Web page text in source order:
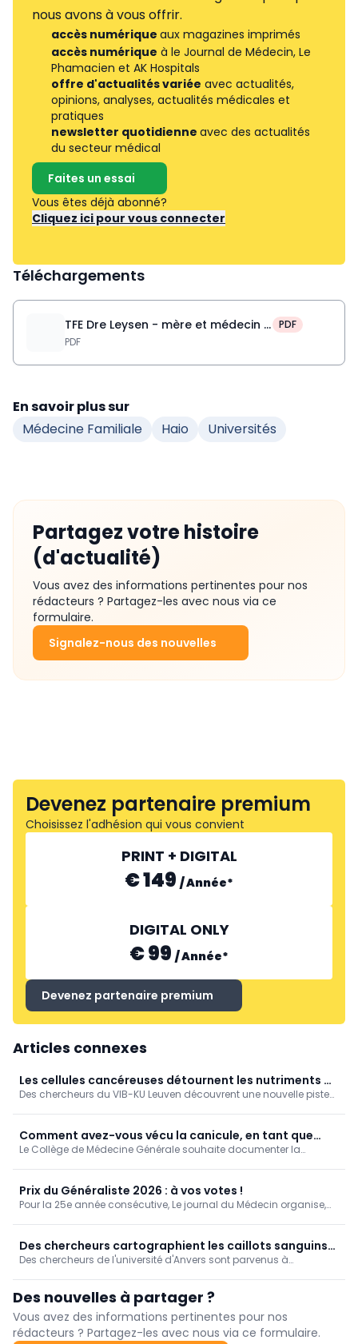
nous avons à vous offrir.
accès numérique aux magazines imprimés
accès numérique à le Journal de Médecin, Le
Phamacien et AK Hospitals
offre d'actualités variée avec actualités,
opinions, analyses, actualités médicales et
pratiques
newsletter quotidienne avec des actualités
du secteur médical
Faites un essai
Vous êtes déjà abonné?
Cliquez ici pour vous connecter
Téléchargements
TFE Dre Leysen - mère et médecin - UCLouvain PDF
PDF
En savoir plus sur
Médecine Familiale
Haio Universités
Partagez votre histoire
(d'actualité)
Vous avez des informations pertinentes pour nos
rédacteurs ? Partagez-les avec nous via ce
formulaire.
Signalez-nous des nouvelles
Devenez partenaire premium
Choisissez l'adhésion qui vous convient
PRINT + DIGITAL
€ 149 /Année*
DIGITAL ONLY
€ 99 /Année*
Devenez partenaire premium
Articles connexes
Les cellules cancéreuses détournent les nutriments du
foie pour tromper le système immunitaire
Des chercheurs du VIB-KU Leuven découvrent une nouvelle piste
Comment avez-vous vécu la canicule, en tant que
médecin généraliste? [Enquête]
Le Collège de Médecine Générale souhaite documenter la
Prix du Généraliste 2026 : à vos votes !
Pour la 25e année consécutive, Le journal du Médecin organise,
de six jeunes médecins francophones sélectionnés par leurs
universités respectives.
Des chercheurs cartographient les caillots sanguins
après un AVC
Des chercheurs de l'université d'Anvers sont parvenus à
(AVC).
Des nouvelles à partager ?
Vous avez des informations pertinentes pour nos
rédacteurs ? Partagez-les avec nous via ce formulaire.